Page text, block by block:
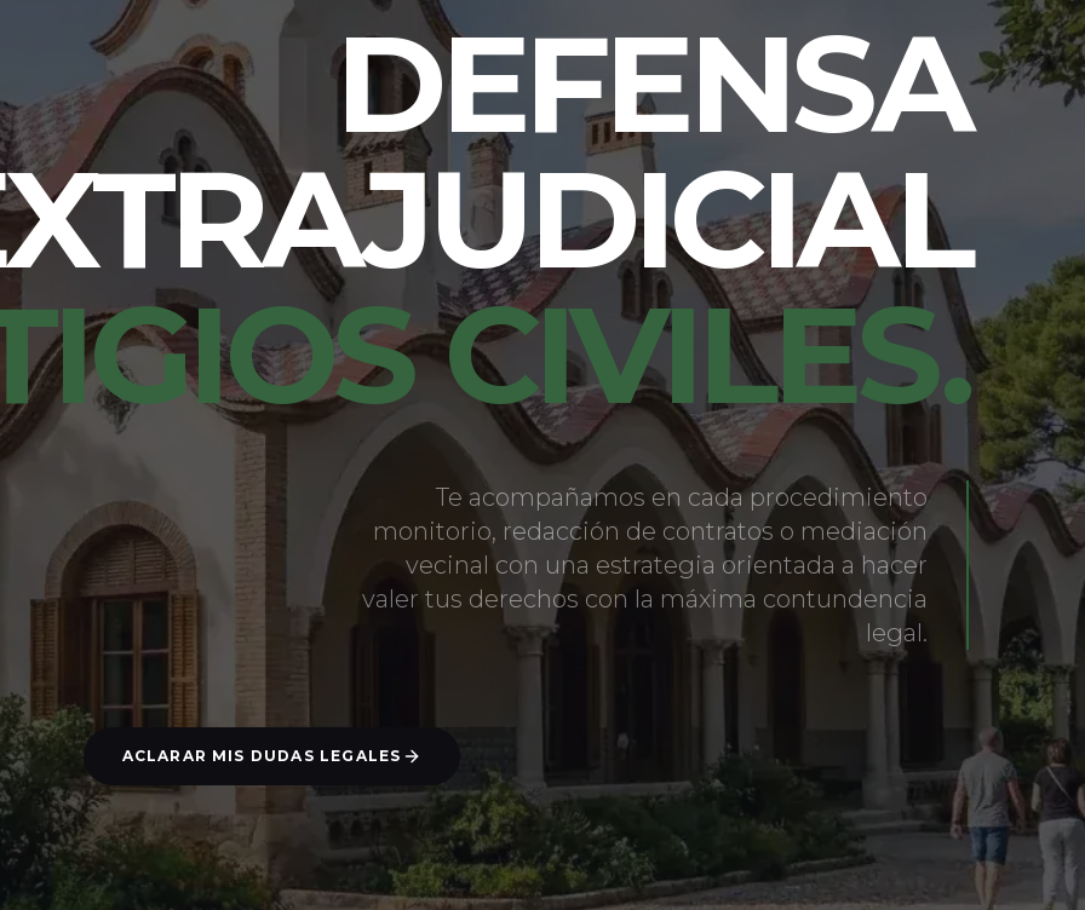
DEFENSA
CIVILES.
Te acompañamos en cada procedimiento
monitorio, redacción de contratos o mediación
vecinal con una estrategia orientada a hacer
valer tus derechos con la máxima contundencia
legal.
ACLARAR MIS DUDAS LEGALES